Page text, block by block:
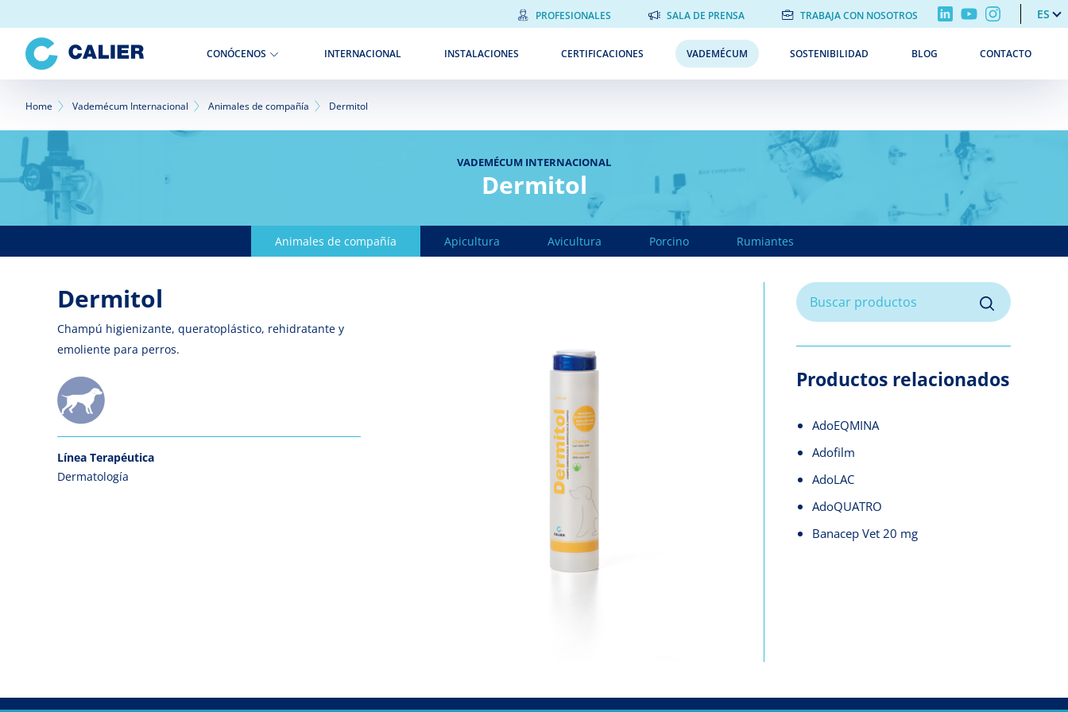
al
contenido
principal
PROFESIONALES SALA DE PRENSA TRABAJA CON NOSOTROS ES
CONÓCENOS INTERNACIONAL INSTALACIONES CERTIFICACIONES VADEMÉCUM SOSTENIBILIDAD BLOG CONTACTO
Sobrescribir
enlaces
de
ayuda
a
la
navegación
Home Vademécum Internacional Animales de compañía Dermitol
VADEMÉCUM INTERNACIONAL
Dermitol
Animales de compañía Apicultura Avicultura Porcino Rumiantes
Dermitol
Champú higienizante, queratoplástico, rehidratante y
emoliente para perros.
Línea Terapéutica
Dermatología
Productos relacionados
AdoEQMINA
Adofilm
AdoLAC
AdoQUATRO
Banacep Vet 20 mg